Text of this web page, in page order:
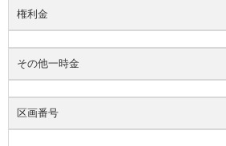
権利金
その他一時金
区画番号